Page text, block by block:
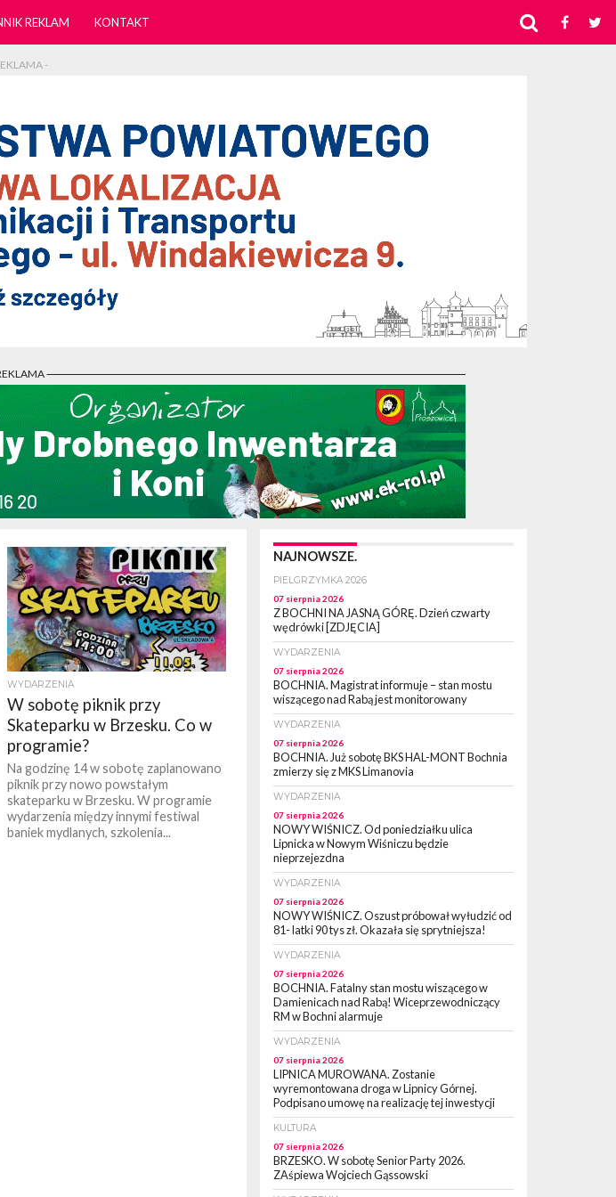
REKLAM KONTAKT
-
-
WYDARZENIA
W sobotę piknik przy
Skateparku w Brzesku. Co w
programie?
Na godzinę 14 w sobotę zaplanowano
piknik przy nowo powstałym
skateparku w Brzesku. W programie
wydarzenia między innymi festiwal
baniek mydlanych, szkolenia...
NAJNOWSZE.
PIELGRZYMKA 2026
07 sierpnia 2026
Z BOCHNI NA JASNĄ GÓRĘ. Dzień czwarty
wędrówki [ZDJĘCIA]
WYDARZENIA
07 sierpnia 2026
BOCHNIA. Magistrat informuje – stan mostu
wiszącego nad Rabą jest monitorowany
WYDARZENIA
07 sierpnia 2026
BOCHNIA. Już sobotę BKS HAL-MONT Bochnia
zmierzy się z MKS Limanovia
WYDARZENIA
07 sierpnia 2026
NOWY WIŚNICZ. Od poniedziałku ulica
Lipnicka w Nowym Wiśniczu będzie
nieprzejezdna
WYDARZENIA
07 sierpnia 2026
NOWY WIŚNICZ. Oszust próbował wyłudzić od
81- latki 90 tys zł. Okazała się sprytniejsza!
WYDARZENIA
07 sierpnia 2026
BOCHNIA. Fatalny stan mostu wiszącego w
Damienicach nad Rabą! Wiceprzewodniczący
RM w Bochni alarmuje
WYDARZENIA
07 sierpnia 2026
LIPNICA MUROWANA. Zostanie
wyremontowana droga w Lipnicy Górnej.
Podpisano umowę na realizację tej inwestycji
KULTURA
07 sierpnia 2026
BRZESKO. W sobotę Senior Party 2026.
ZAśpiewa Wojciech Gąssowski